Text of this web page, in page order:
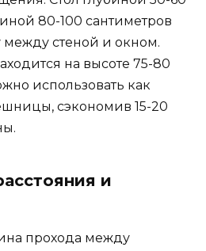
80-100 сантиметров
стеной и окном.
на высоте 75-80
использовать как
сэкономив 15-20
и
прохода между